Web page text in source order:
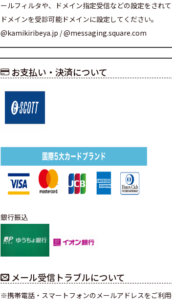
ールフィルタや、ドメイン指定受信などの設定をされ
ドメインを受診可能ドメインに設定してください。
@kamikiribeya.jp / @messaging.square.com
お支払い・決済について
銀行振込
メール受信トラブルについて
※携帯電話・スマートフォンのメールアドレスをご利